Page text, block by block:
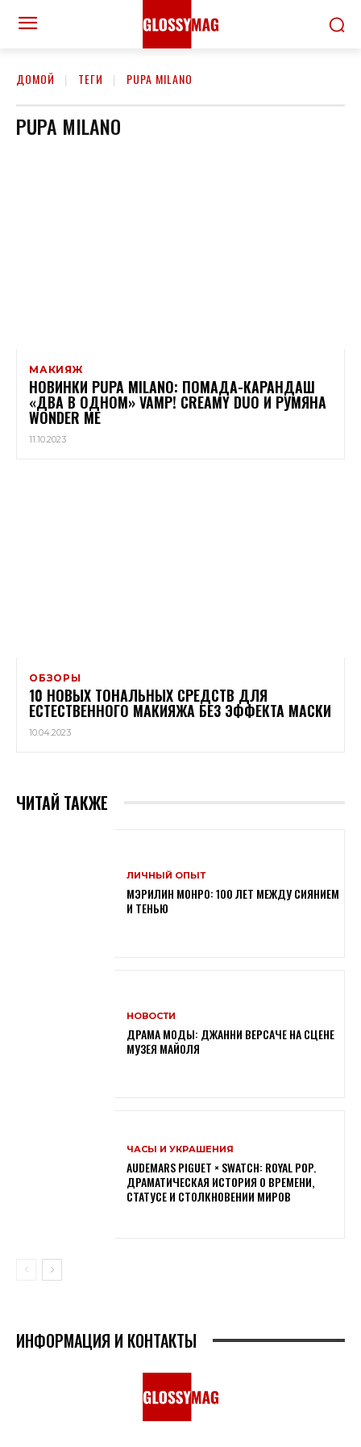
ДОМОЙ ТЕГИ PUPA MILANO
PUPA MILANO
МАКИЯЖ
НОВИНКИ PUPA MILANO: ПОМАДА-КАРАНДАШ
«ДВА В ОДНОМ» VAMP! CREAMY DUO И РУМЯНА
WONDER ME
11.10.2023
ОБЗОРЫ
10 НОВЫХ ТОНАЛЬНЫХ СРЕДСТВ ДЛЯ
ЕСТЕСТВЕННОГО МАКИЯЖА БЕЗ ЭФФЕКТА МАСКИ
10.04.2023
ЧИТАЙ ТАКЖЕ
ЛИЧНЫЙ ОПЫТ
МЭРИЛИН МОНРО: 100 ЛЕТ МЕЖДУ СИЯНИЕМ
И ТЕНЬЮ
НОВОСТИ
ДРАМА МОДЫ: ДЖАННИ ВЕРСАЧЕ НА СЦЕНЕ
МУЗЕЯ МАЙОЛЯ
ЧАСЫ И УКРАШЕНИЯ
AUDEMARS PIGUET × SWATCH: ROYAL POP.
ДРАМАТИЧЕСКАЯ ИСТОРИЯ О ВРЕМЕНИ,
СТАТУСЕ И СТОЛКНОВЕНИИ МИРОВ
ИНФОРМАЦИЯ И КОНТАКТЫ